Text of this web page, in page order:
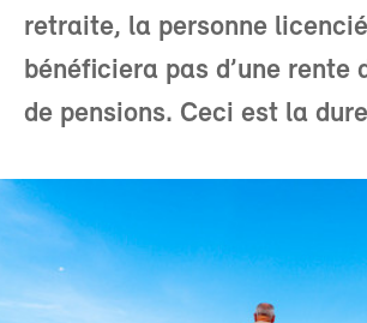
retraite, la personne
bénéficiera pas d’une rente
de pensions. Ceci est la